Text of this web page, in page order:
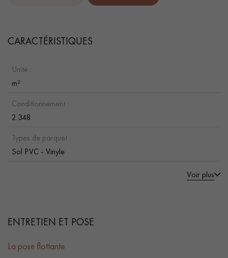
CARACTÉRISTIQUES
Unité :
m²
Conditionnement :
2.348
Types de parquet :
Sol PVC - Vinyle
Voir plus
ENTRETIEN ET POSE
La pose flottante